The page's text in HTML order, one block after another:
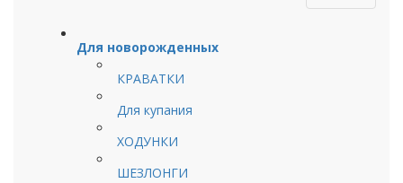
Для новорожденных
КРАВАТКИ
Для купания
ХОДУНКИ
ШЕЗЛОНГИ